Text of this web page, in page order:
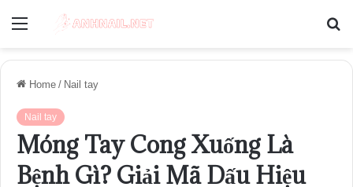
Menu
Home / Nail tay
Nail tay
Móng Tay Cong Xuống Là
Bệnh Gì? Giải Mã Dấu Hiệu